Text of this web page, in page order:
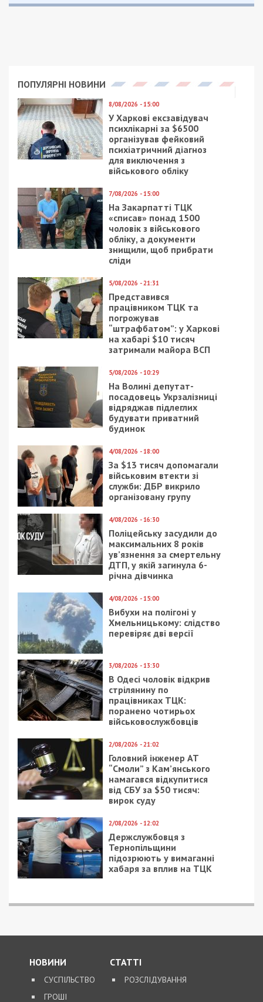
ПОПУЛЯРНІ НОВИНИ
8/08/2026 - 15:00
У Харкові ексзавідувач
психлікарні за $6500
організував фейковий
психіатричний діагноз
для виключення з
військового обліку
7/08/2026 - 15:00
На Закарпатті ТЦК
«списав» понад 1500
чоловік з військового
обліку, а документи
знищили, щоб прибрати
сліди
5/08/2026 - 21:31
Представився
працівником ТЦК та
погрожував
“штрафбатом”: у Харкові
на хабарі $10 тисяч
затримали майора ВСП
5/08/2026 - 10:29
На Волині депутат-
посадовець Укрзалізниці
відряджав підлеглих
будувати приватний
будинок
4/08/2026 - 18:00
За $13 тисяч допомагали
військовим втекти зі
служби: ДБР викрило
організовану групу
4/08/2026 - 16:30
Поліцейську засудили до
максимальних 8 років
ув’язнення за смертельну
ДТП, у якій загинула 6-
річна дівчинка
4/08/2026 - 15:00
Вибухи на полігоні у
Хмельницькому: слідство
перевіряє дві версії
3/08/2026 - 13:30
В Одесі чоловік відкрив
стрілянину по
працівниках ТЦК:
поранено чотирьох
військовослужбовців
2/08/2026 - 21:02
Головний інженер АТ
“Смоли” з Кам’янського
намагався відкупитися
від СБУ за $50 тисяч:
вирок суду
2/08/2026 - 12:02
Держслужбовця з
Тернопільщини
підозрюють у вимаганні
хабаря за вплив на ТЦК
НОВИНИ
СУСПІЛЬСТВО
ГРОШІ
СТАТТІ
РОЗСЛІДУВАННЯ